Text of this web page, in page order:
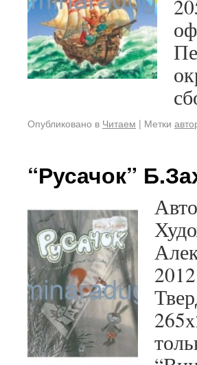
Опубликовано в Читаем | Метки
“Русачок”